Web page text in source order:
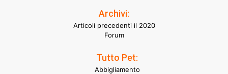
Archivi:
Articoli precedenti il 2020
Forum
Tutto Pet:
Abbigliamento